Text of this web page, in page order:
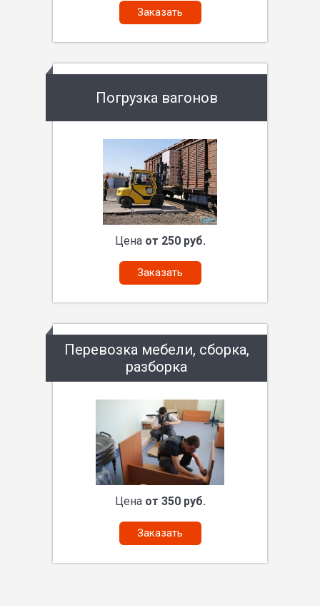
Заказать
Погрузка вагонов
Цена от 250 руб.
Заказать
Перевозка мебели, сборка,
разборка
Цена от 350 руб.
Заказать